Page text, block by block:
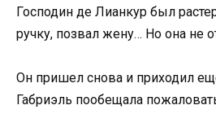
Господин де Лианкур был
ручку, позвал жену… Но она не
Он пришел снова и приходил
Габриэль пообещала